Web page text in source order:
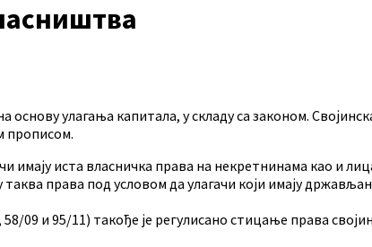
улагања капитала, у складу са законом.
прописом.
имају иста власничка права на некретнинама као и
права под условом да улагачи који имају
09 и 95/11) такође је регулисано стицање права